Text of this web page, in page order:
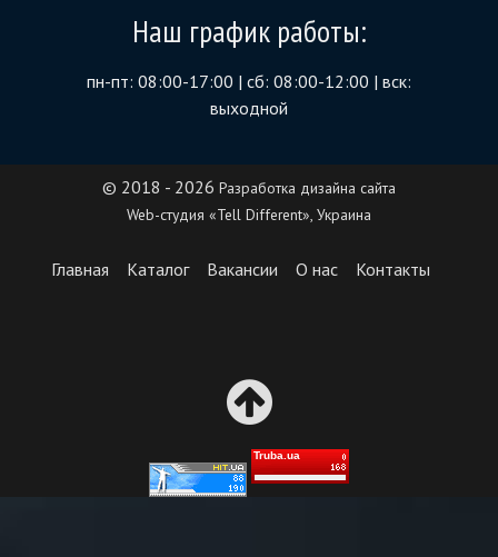
Наш график работы:
пн-пт: 08:00-17:00 | сб: 08:00-12:00 | вск:
выходной
© 2018 - 2026 Разработка дизайна сайта
Web-студия «Tell Different», Украина
Главная Каталог Вакансии О нас Контакты
Truba.ua